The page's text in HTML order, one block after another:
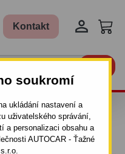
soukromí
ukládání nastavení a
uživatelského správání,
a personalizaci obsahu a
AUTOCAR - Ťažné
Kontakt 
LINEA -
SYSTÉM - OD